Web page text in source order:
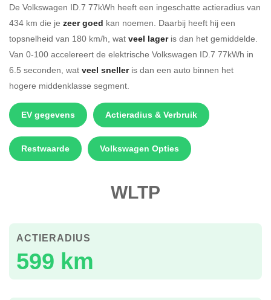
De Volkswagen ID.7 77kWh heeft een ingeschatte actieradius van
434 km die je zeer goed kan noemen. Daarbij heeft hij een
topsnelheid van 180 km/h, wat veel lageris dan het gemiddelde.
Van 0-100 accelereert de elektrische Volkswagen ID.7 77kWh in
6.5 seconden, wat veel snelleris dan een auto binnen het
hogere middenklasse segment.
EV gegevens Actieradius & Verbruik
Restwaarde Volkswagen Opties
WLTP
599 km
ACTIERADIUS